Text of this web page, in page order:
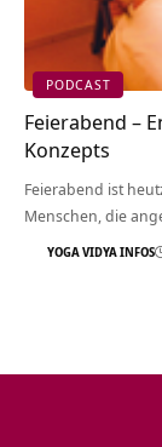
PODCAST
Feierabend –
Konzepts
Feierabend ist
Menschen, die
YOGA VIDYA INFOS